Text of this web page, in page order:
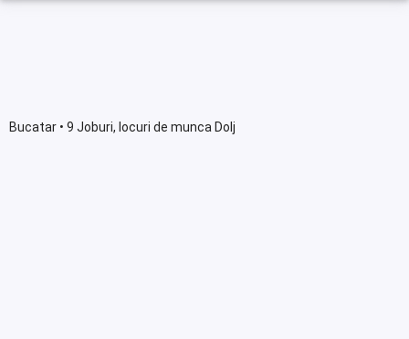
Bucatar • 9 Joburi, locuri de munca Dolj